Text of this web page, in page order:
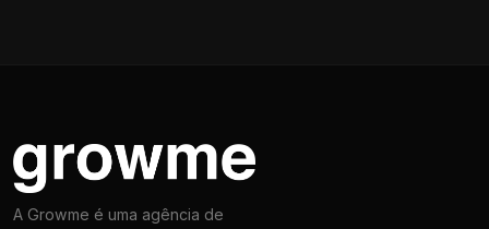
A Growme é uma agência de